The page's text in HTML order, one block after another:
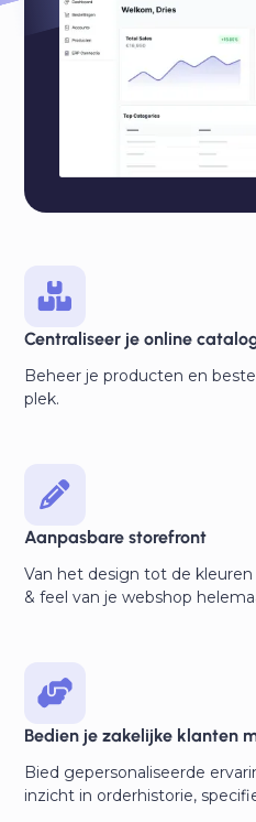
Centraliseer je online
Beheer je producten en
plek.
Aanpasbare storefront
Van het design tot de
& feel van je webshop
Bedien je zakelijke klanten
Bied gepersonaliseerde
inzicht in orderhistorie,